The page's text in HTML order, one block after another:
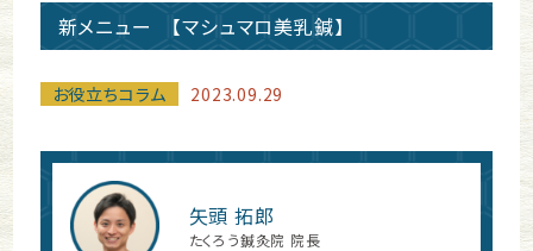
新メニュー 【マシュマロ美乳鍼】
お役立ちコラム 2023.09.29
矢頭 拓郎
たくろう鍼灸院 院長